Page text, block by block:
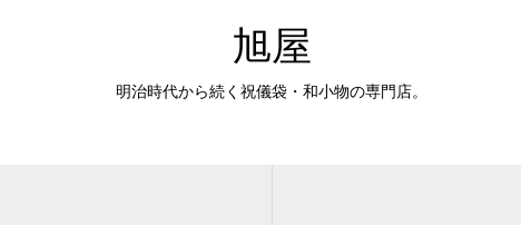
旭屋
明治時代から続く祝儀袋・和小物の専門店。